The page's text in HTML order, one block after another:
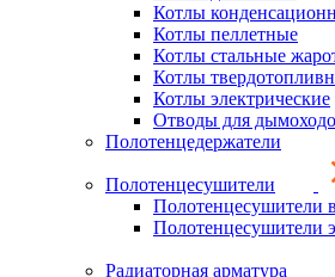
Котлы
Котлы пеллетные
Котлы стальные
Котлы
Котлы электрические
Отводы для
Полотенцедержатели
Полотенцесушители
Полотенцесушители
Полотенцесушители
Радиаторная арматура